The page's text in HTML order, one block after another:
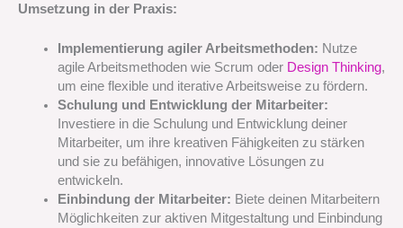
Umsetzung in der Praxis:
Implementierung agiler Arbeitsmethoden: Nutze
agile Arbeitsmethoden wie Scrum oder Design Thinking,
um eine flexible und iterative Arbeitsweise zu fördern.
Schulung und Entwicklung der Mitarbeiter:
Investiere in die Schulung und Entwicklung deiner
Mitarbeiter, um ihre kreativen Fähigkeiten zu stärken
und sie zu befähigen, innovative Lösungen zu
entwickeln.
Einbindung der Mitarbeiter: Biete deinen Mitarbeitern
Möglichkeiten zur aktiven Mitgestaltung und Einbindung